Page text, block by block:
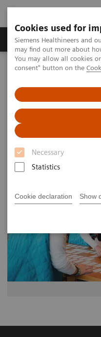
Cookies used for
Siemens Healthineers and
may find out more about
You may allow all cookies
consent" button on the
Necessary
Statistics
Cookie declaration Show
Produkter och lösningar
Hem Bilddiagnostik
Image 72
Image 72